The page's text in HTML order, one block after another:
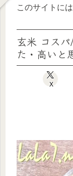
このサイトに
玄米 コス
た・高いと
X